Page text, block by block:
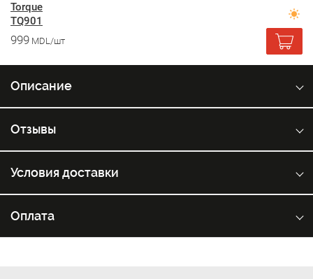
Torque
TQ901
999 MDL/шт
Описание
Отзывы
Условия доставки
Оплата